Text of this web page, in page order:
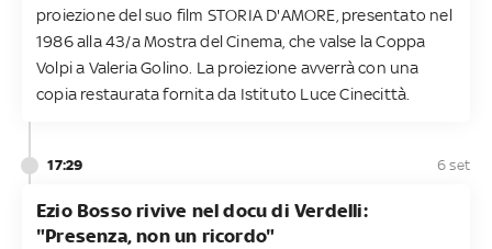
proiezione del suo film STORIA D'AMORE, presentato nel
1986 alla 43/a Mostra del Cinema, che valse la Coppa
Volpi a Valeria Golino. La proiezione avverrà con una
copia restaurata fornita da Istituto Luce Cinecittà.
17:29 6 set
Ezio Bosso rivive nel docu di Verdelli:
"Presenza, non un ricordo"